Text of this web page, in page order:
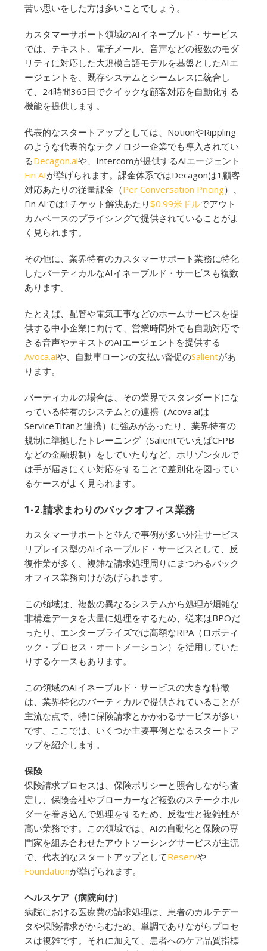
苦い思いをした方は多いことでしょう。
カスタマーサポート領域のAIイネーブルド・サービス
では、テキスト、電子メール、音声などの複数のモダ
リティに対応した大規模言語モデルを基盤としたAIエ
ージェントを、既存システムとシームレスに統合し
て、24時間365日でクイックな顧客対応を自動化する
機能を提供します。
代表的なスタートアップとしては、NotionやRippling
のような代表的なテクノロジー企業でも導入されてい
るDecagon.aiや、Intercomが提供するAIエージェント
Fin AIが挙げられます。課金体系ではDecagonは1顧客
対応あたりの従量課金（Per Conversation Pricing）、
Fin AIでは1チケット解決あたり$0.99米ドルでアウト
カムベースのプライシングで提供されていることがよ
く見られます。
その他に、業界特有のカスタマーサポート業務に特化
したバーティカルなAIイネーブルド・サービスも複数
あります。
たとえば、配管や電気工事などのホームサービスを提
供する中小企業に向けて、営業時間外でも自動対応で
きる音声やテキストのAIエージェントを提供する
Avoca.aiや、自動車ローンの支払い督促のSalientがあ
ります。
バーティカルの場合は、その業界でスタンダードにな
っている特有のシステムとの連携（Acova.aiは
ServiceTitanと連携）に強みがあったり、業界特有の
規制に準拠したトレーニング（SalientでいえばCFPB
などの金融規制）をしていたりなど、ホリゾンタルで
は手が届きにくい対応をすることで差別化を図ってい
るケースがよく見られます。
1-2.請求まわりのバックオフィス業務
カスタマーサポートと並んで事例が多い外注サービス
リプレイス型のAIイネーブルド・サービスとして、反
復作業が多く、複雑な請求処理周りにまつわるバック
オフィス業務向けがあげられます。
この領域は、複数の異なるシステムから処理が煩雑な
非構造データを大量に処理をするため、従来はBPOだ
ったり、エンタープライズでは高額なRPA（ロボティ
ック・プロセス・オートメーション）を活用していた
りするケースもあります。
この領域のAIイネーブルド・サービスの大きな特徴
は、業界特化のバーティカルで提供されていることが
主流な点で、特に保険請求とかかわるサービスが多い
です。ここでは、いくつか主要事例となるスタートア
ップを紹介します。
保険
保険請求プロセスは、保険ポリシーと照合しながら査
定し、保険会社やブローカーなど複数のステークホル
ダーを巻き込んで処理をするため、反復性と複雑性が
高い業務です。この領域では、AIの自動化と保険の専
門家を組み合わせたアウトソーシングサービスが主流
で、代表的なスタートアップとしてReservや
Foundationが挙げられます。
ヘルスケア（病院向け）
病院における医療費の請求処理は、患者のカルテデー
タや保険請求がからむため、単調でありながらプロセ
スは複雑です。それに加えて、患者へのケア品質指標